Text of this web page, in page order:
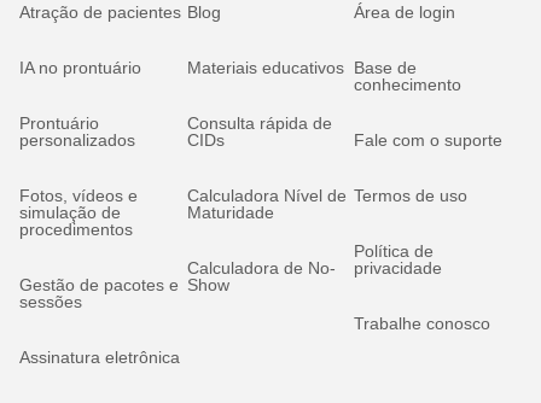
Atração de pacientes
IA no prontuário
Prontuário
personalizados
Fotos, vídeos e
simulação de
procedimentos
Gestão de pacotes e
sessões
Assinatura eletrônica
Blog
Materiais educativos
Consulta rápida de
CIDs
Calculadora Nível de
Maturidade
Calculadora de No-
Show
Área de login
Base de
conhecimento
Fale com o suporte
Termos de uso
Política de
privacidade
Trabalhe conosco